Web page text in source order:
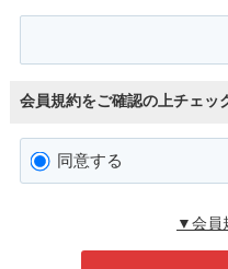
会員規約をご確認の上チェッ
同意する
▼会員